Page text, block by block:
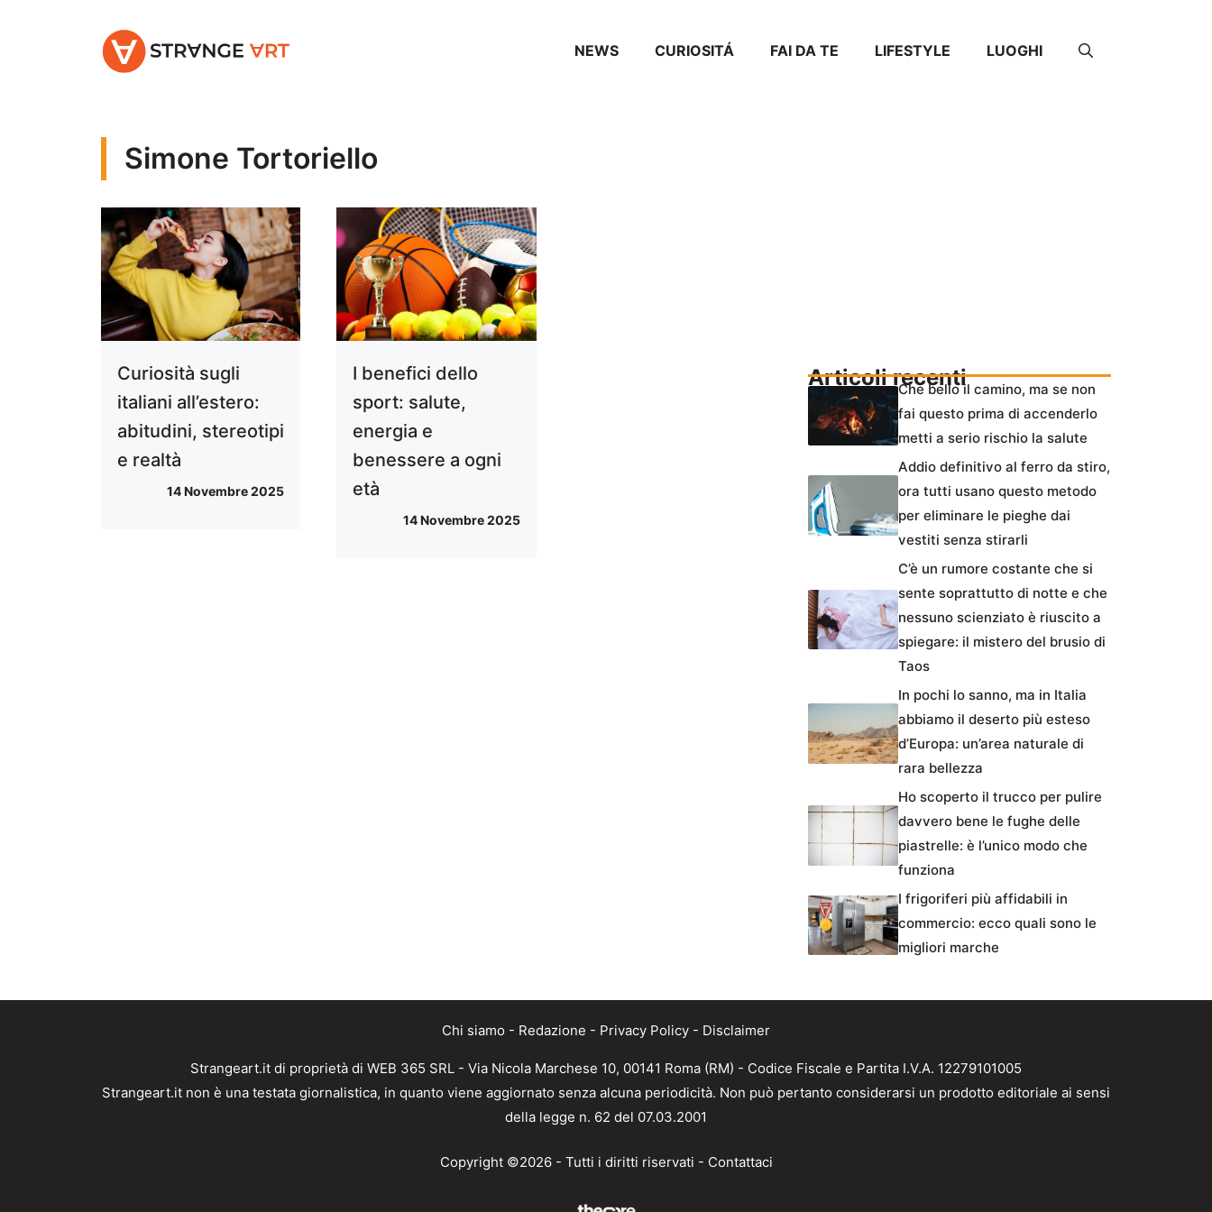
NEWS CURIOSITÁ FAI DA TE LIFESTYLE LUOGHI
Simone Tortoriello
Curiosità sugli
italiani all’estero:
abitudini, stereotipi
e realtà
14 Novembre 2025
I benefici dello
sport: salute,
energia e
benessere a ogni
età
14 Novembre 2025
Articoli recentiChe bello il camino, ma se non
fai questo prima di accenderlo
metti a serio rischio la salute
Addio definitivo al ferro da stiro,
ora tutti usano questo metodo
per eliminare le pieghe dai
vestiti senza stirarli
C’è un rumore costante che si
sente soprattutto di notte e che
nessuno scienziato è riuscito a
spiegare: il mistero del brusio di
Taos
In pochi lo sanno, ma in Italia
abbiamo il deserto più esteso
d’Europa: un’area naturale di
rara bellezza
Ho scoperto il trucco per pulire
davvero bene le fughe delle
piastrelle: è l’unico modo che
funziona
I frigoriferi più affidabili in
commercio: ecco quali sono le
migliori marche
Chi siamo - Redazione - Privacy Policy - Disclaimer
Strangeart.it di proprietà di WEB 365 SRL - Via Nicola Marchese 10, 00141 Roma (RM) - Codice Fiscale e Partita I.V.A. 12279101005
Strangeart.it non è una testata giornalistica, in quanto viene aggiornato senza alcuna periodicità. Non può pertanto considerarsi un prodotto editoriale ai sensi
della legge n. 62 del 07.03.2001
Copyright ©2026 - Tutti i diritti riservati - Contattaci